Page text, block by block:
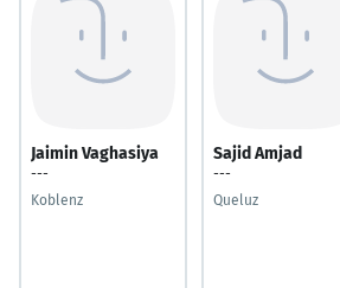
Jaimin Vaghasiya
---
Koblenz
Sajid Amjad
---
Queluz